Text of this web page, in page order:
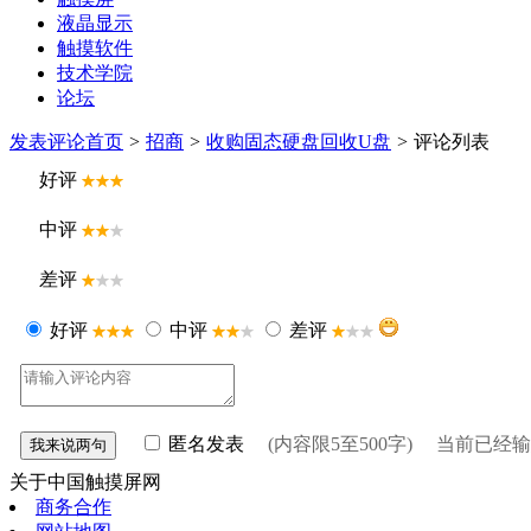
液晶显示
触摸软件
技术学院
论坛
发表评论首页 > 招商 > 收购固态硬盘回收U盘 > 评论列表
好评
中评
差评
好评 中评 差评
匿名发表 (内容限5至500字) 当前已经输
关于中国触摸屏网
商务合作